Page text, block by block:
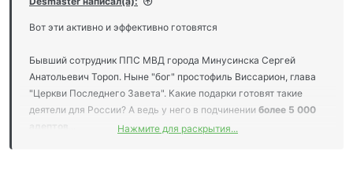
и
Вот эти активно и эффективно готовятся
Бывший сотрудник ППС МВД города Минусинска Сергей
Анатольевич Тороп. Ныне "бог" простофиль Виссарион, глава
"Церкви Последнего Завета". Какие подарки готовят такие
деятели для России? А ведь у него в подчинении более 5 000
Нажмите для раскрытия...